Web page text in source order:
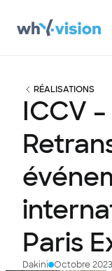
RÉALISATIONS
ICCV –
Paris
Dakini Octobre 2023